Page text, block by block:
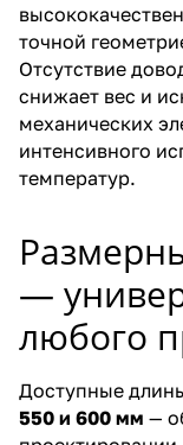
точной
Отсутствие
снижает вес и
механических
интенсивного
температур.
—
любого
Доступные
550 и 600 мм —